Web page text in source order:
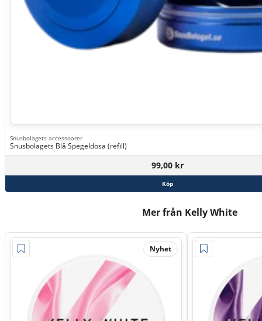
Snusbolagets accessoarer
Snusbolagets Blå Spegeldosa (refill)
99,00 kr
Köp
Mer från Kelly White
Nyhet